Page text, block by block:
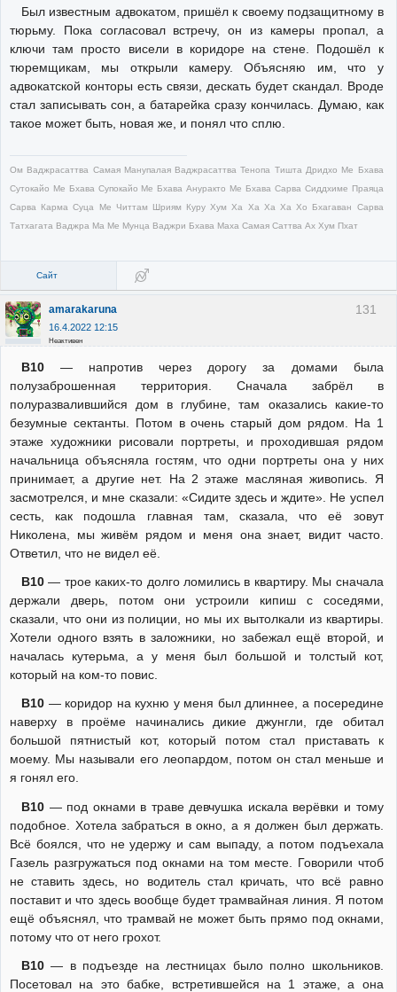
Был известным адвокатом, пришёл к своему подзащитному в
тюрьму. Пока согласовал встречу, он из камеры пропал, а
ключи там просто висели в коридоре на стене. Подошёл к
тюремщикам, мы открыли камеру. Объясняю им, что у
адвокатской конторы есть связи, дескать будет скандал. Вроде
стал записывать сон, а батарейка сразу кончилась. Думаю, как
такое может быть, новая же, и понял что сплю.
Ом Ваджрасаттва Самая Манупалая Ваджрасаттва Тенопа Тишта Дридхо Ме Бхава
Сутокайо Ме Бхава Супокайо Ме Бхава Ануракто Ме Бхава Сарва Сиддхиме Праяца
Сарва Карма Суца Ме Читтам Шриям Куру Хум Ха Ха Ха Ха Хо Бхагаван Сарва
Татхагата Ваджра Ма Ме Мунца Ваджри Бхава Маха Самая Саттва Ах Хум Пхат
Сайт
131
amarakaruna
16.4.2022 12:15
Неактивен
В10— напротив через дорогу за домами была
полузаброшенная территория. Сначала забрёл в
полуразвалившийся дом в глубине, там оказались какие-то
безумные сектанты. Потом в очень старый дом рядом. На 1
этаже художники рисовали портреты, и проходившая рядом
начальница объясняла гостям, что одни портреты она у них
принимает, а другие нет. На 2 этаже масляная живопись. Я
засмотрелся, и мне сказали: «Сидите здесь и ждите». Не успел
сесть, как подошла главная там, сказала, что её зовут
Николена, мы живём рядом и меня она знает, видит часто.
Ответил, что не видел её.
В10— трое каких-то долго ломились в квартиру. Мы сначала
держали дверь, потом они устроили кипиш с соседями,
сказали, что они из полиции, но мы их вытолкали из квартиры.
Хотели одного взять в заложники, но забежал ещё второй, и
началась кутерьма, а у меня был большой и толстый кот,
который на ком-то повис.
В10— коридор на кухню у меня был длиннее, а посередине
наверху в проёме начинались дикие джунгли, где обитал
большой пятнистый кот, который потом стал приставать к
моему. Мы называли его леопардом, потом он стал меньше и
я гонял его.
В10— под окнами в траве девчушка искала верёвки и тому
подобное. Хотела забраться в окно, а я должен был держать.
Всё боялся, что не удержу и сам выпаду, а потом подъехала
Газель разгружаться под окнами на том месте. Говорили чтоб
не ставить здесь, но водитель стал кричать, что всё равно
поставит и что здесь вообще будет трамвайная линия. Я потом
ещё объяснял, что трамвай не может быть прямо под окнами,
потому что от него грохот.
В10— в подъезде на лестницах было полно школьников.
Посетовал на это бабке, встретившейся на 1 этаже, а она